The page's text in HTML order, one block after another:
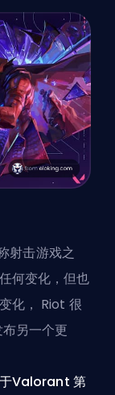
射击游戏之
何变化，但也
化， Riot 很
另一个更
于Valorant 第